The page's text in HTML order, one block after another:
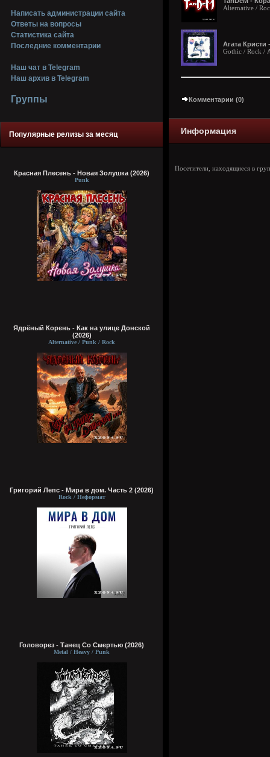
Написать администрации сайта
Ответы на вопросы
Статистика сайта
Последние комментарии
Наш чат в Telegram
Наш архив в Telegram
Группы
Популярные релизы за месяц
Красная Плесень - Новая Золушка (2026)
Punk
Ядрёный Корень - Как на улице Донской
(2026)
Alternative / Punk / Rock
Григорий Лепс - Мира в дом. Часть 2 (2026)
Rock / Неформат
Головорез - Tанец Со Смертью (2026)
Metal / Heavy / Punk
Alternative /
Агата Кристи
Gothic / Rock /
Комментарии (0)
Информация
Посетители, находящиеся в